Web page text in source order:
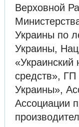
Верховной
Украины по
Украины,
«Украинский
средств»,
Украины»,
Ассоциации